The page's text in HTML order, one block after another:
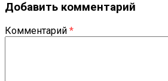
Добавить комментарий
Комментарий *